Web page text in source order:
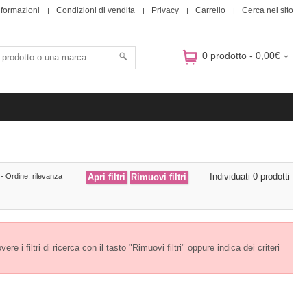
Condizioni di vendita Privacy Carrello Cerca nel sito
0 prodotto - 0,00€
Individuati 0 prodotti
Ordine: rilevanza
i filtri di ricerca con il tasto "Rimuovi filtri" oppure indica dei criteri